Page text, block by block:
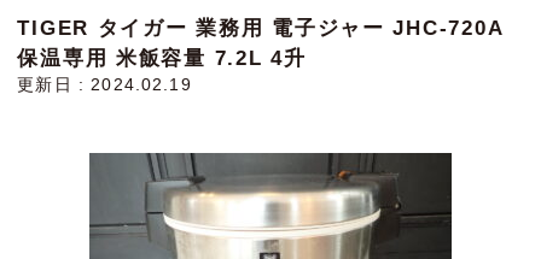
TIGER タイガー 業務用 電子ジャー JHC-720A
保温専用 米飯容量 7.2L 4升
更新日 : 2024.02.19